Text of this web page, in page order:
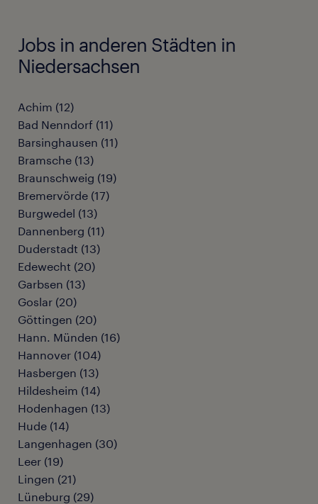
Jobs in anderen Städten in
Niedersachsen
Achim (12)
Bad Nenndorf (11)
Barsinghausen (11)
Bramsche (13)
Braunschweig (19)
Bremervörde (17)
Burgwedel (13)
Dannenberg (11)
Duderstadt (13)
Edewecht (20)
Garbsen (13)
Goslar (20)
Göttingen (20)
Hann. Münden (16)
Hannover (104)
Hasbergen (13)
Hildesheim (14)
Hodenhagen (13)
Hude (14)
Langenhagen (30)
Leer (19)
Lingen (21)
Lüneburg (29)